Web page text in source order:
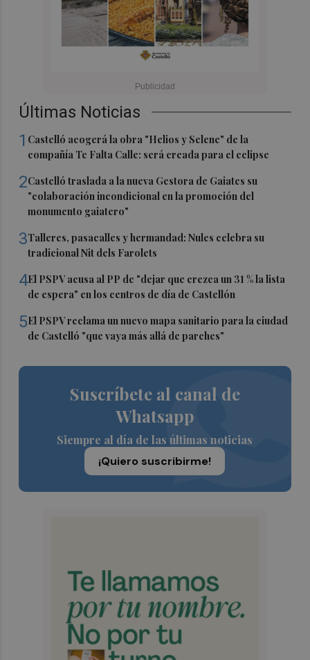
Últimas Noticias
1 Castelló acogerá la obra "Helios y Selene" de la
compañía Te Falta Calle: será creada para el eclipse
2Castelló traslada a la nueva Gestora de Gaiates su
"colaboración incondicional en la promoción del
monumento gaiatero"
3Talleres, pasacalles y hermandad: Nules celebra su
tradicional Nit dels Farolets
4El PSPV acusa al PP de "dejar que crezca un 31 % la lista
de espera" en los centros de día de Castellón
5El PSPV reclama un nuevo mapa sanitario para la ciudad
de Castelló "que vaya más allá de parches"
Suscríbete al canal de
Whatsapp
Siempre al día de las últimas noticias
¡Quiero suscribirme!